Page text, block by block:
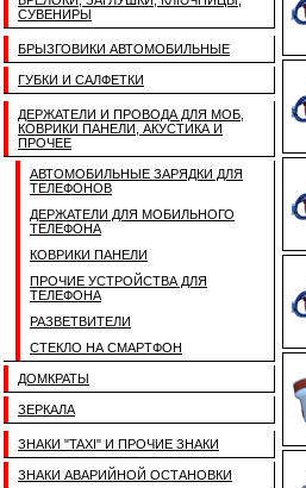
СУВЕНИРЫ
БРЫЗГОВИКИ АВТОМОБИЛЬНЫЕ
ГУБКИ И САЛФЕТКИ
ДЕРЖАТЕЛИ И ПРОВОДА ДЛЯ МОБ,
КОВРИКИ ПАНЕЛИ, АКУСТИКА И
ПРОЧЕЕ
АВТОМОБИЛЬНЫЕ ЗАРЯДКИ ДЛЯ
ТЕЛЕФОНОВ
ДЕРЖАТЕЛИ ДЛЯ МОБИЛЬНОГО
ТЕЛЕФОНА
КОВРИКИ ПАНЕЛИ
ПРОЧИЕ УСТРОЙСТВА ДЛЯ
ТЕЛЕФОНА
РАЗВЕТВИТЕЛИ
СТЕКЛО НА СМАРТФОН
ДОМКРАТЫ
ЗЕРКАЛА
ЗНАКИ "TAXI" И ПРОЧИЕ ЗНАКИ
ЗНАКИ АВАРИЙНОЙ ОСТАНОВКИ